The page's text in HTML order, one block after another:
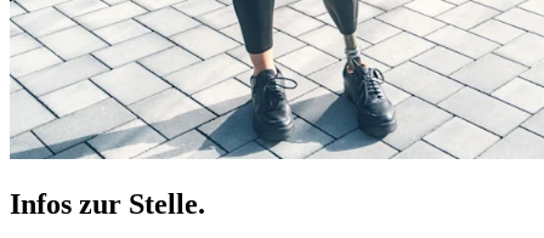
Infos zur Stelle.